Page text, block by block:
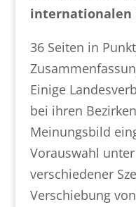
internationalen
36 Seiten in
Einige
bei ihren
Meinungsbild
Vorauswahl
verschiedener
Verschiebung